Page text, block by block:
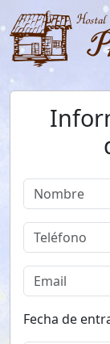
Fecha de